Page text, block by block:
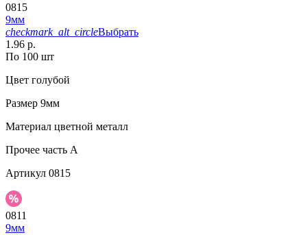
0815
9мм
checkmark_alt_circleВыбрать
1.96 р.
По 100 шт
Цвет голубой
Размер 9мм
Материал цветной металл
Прочее часть A
Артикул 0815
0811
9мм